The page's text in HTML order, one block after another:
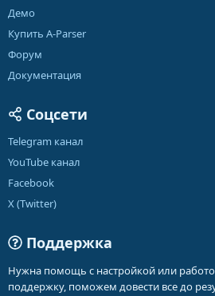
Демо
Купить A-Parser
Форум
Документация
Соцсети
Telegram канал
YouTube канал
Facebook
X (Twitter)
Поддержка
Нужна помощь с настройкой или
поддержку, поможем довести все до